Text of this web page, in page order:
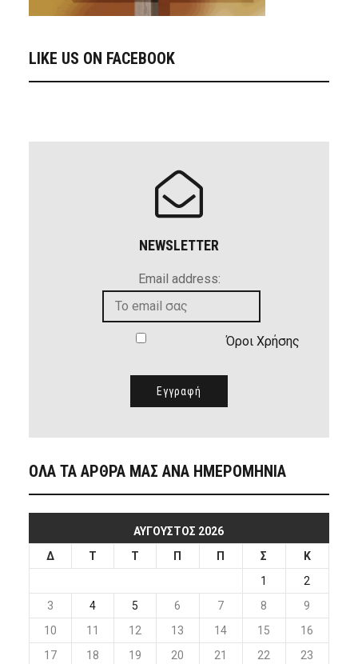
LIKE US ON FACEBOOK
NEWSLETTER
Email address:
Όροι Χρήσης
ΟΛΑ ΤΑ ΑΡΘΡΑ ΜΑΣ ΑΝΑ ΗΜΕΡΟΜΗΝΙΑ
ΑΎΓΟΥΣΤΟΣ 2026
Δ
Τ Τ Π Π Σ
Κ
1
2
3
4 5 6 7 8
9
10
11 12 13 14 15
16
17
18 19 20 21 22 23